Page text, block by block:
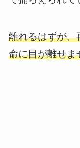
離れるはずが、
命に目が離せま